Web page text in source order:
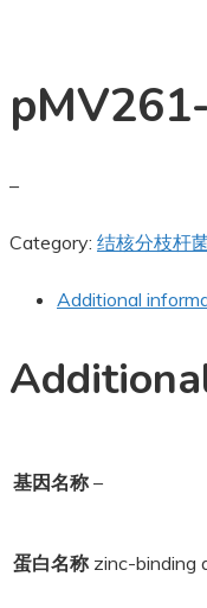
–
Category: 结核分枝杆
Additional
基因名称 –
蛋白名称 zinc-binding